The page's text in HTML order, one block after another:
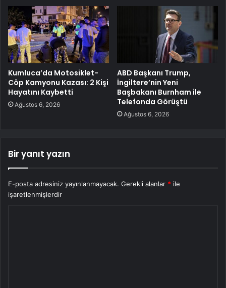
Kumluca’da Motosiklet-
Cöp Kamyonu Kazası: 2 Kişi
Hayatını Kaybetti
Ağustos 6, 2026
ABD Başkanı Trump,
İngiltere’nin Yeni
Başbakanı Burnham ile
Telefonda Görüştü
Ağustos 6, 2026
Bir yanıt yazın
E-posta adresiniz yayınlanmayacak. Gerekli alanlar * ile
işaretlenmişlerdir